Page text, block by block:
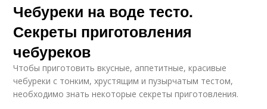
Чебуреки на воде тесто.
Секреты приготовления
чебуреков
Чтобы приготовить вкусные, аппетитные, красивые
чебуреки с тонким, хрустящим и пузырчатым тестом,
необходимо знать некоторые секреты приготовления.